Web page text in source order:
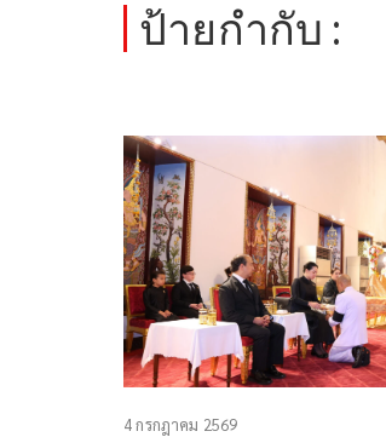
ป้ายกำกับ :
4 กรกฎาคม 2569